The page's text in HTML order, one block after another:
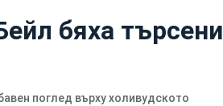
бяха търсени
поглед върху холивудското